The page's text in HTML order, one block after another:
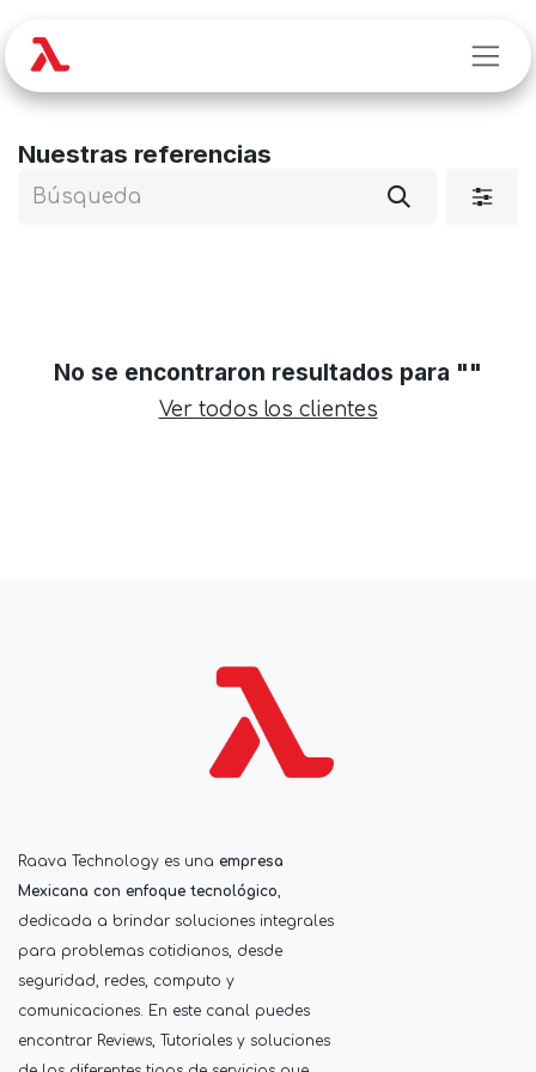
Nuestras referencias
No se encontraron resultados para ""
Ver todos los clientes
Raava Technology es una empresa
Mexicana con enfoque tecnológico,
dedicada a brindar soluciones integrales
para problemas cotidianos, desde
seguridad, redes, computo y
comunicaciones. En este canal puedes
encontrar Reviews, Tutoriales y soluciones